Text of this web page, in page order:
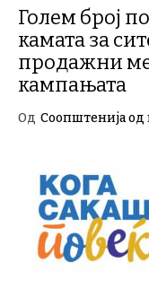
Голем број
камата за
продажни
кампањата
Од Соопштенија од